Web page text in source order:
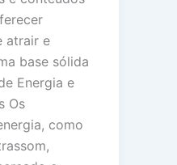
atrair e
base sólida
Energia e
Os
como